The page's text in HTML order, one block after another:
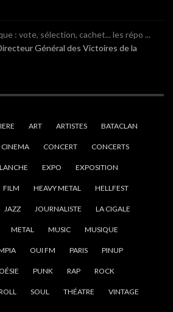
: vote, sélection, cachet... les répo ...
Général des Victoires de la
ART ARTISTES BATACLAN
CINEMA CONCERT CONCERTS
EXPO EXPOSITION
FILM HEAVY METAL HELLFEST
JAZZ JOURNALISTE LA CIGALE
METAL MUSIC MUSIQUE
OUI FM PARIS PINUP
PUNK RAP ROCK
SOUL THÉATRE VINTAGE